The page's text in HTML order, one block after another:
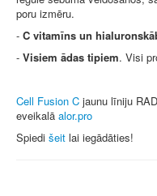
poru izmēru.
- C vitamīns un
- Visiem ādas tipiem. Visi
Cell Fusion C jaunu līniju
eveikalā alor.pro
Spiedi šeit lai iegādāties!